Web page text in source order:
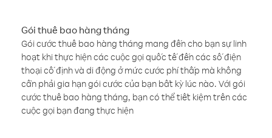
Gói thuê bao hàng tháng
Gói cước thuê bao hàng tháng mang đến cho bạn sự linh
hoạt khi thực hiện các cuộc gọi quốc tế đến các số điện
thoại cố định và di động ở mức cước phí thấp mà không
cần phải gia hạn gói cước của bạn bất kỳ lúc nào. Với gói
cước thuê bao hàng tháng, bạn có thể tiết kiệm trên các
cuộc gọi bạn đang thực hiện